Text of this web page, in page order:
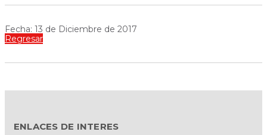
Fecha: 13 de Diciembre de 2017
Regresar
ENLACES DE INTERES